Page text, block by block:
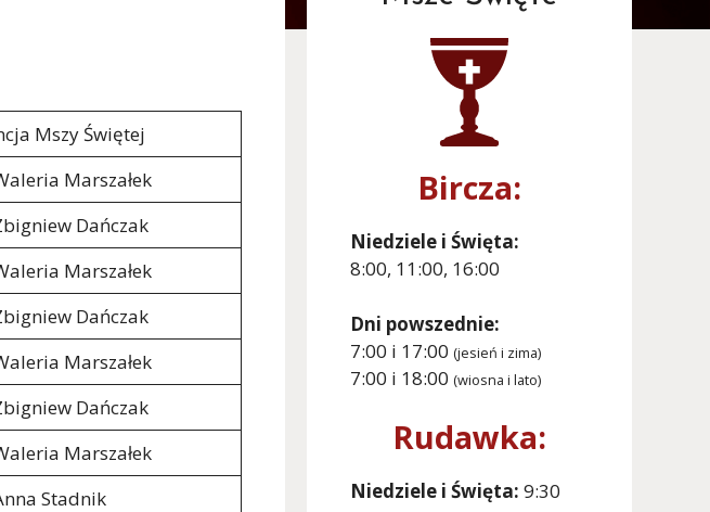
Mszy Świętej
Marszałek
Dańczak
Marszałek
Dańczak
Marszałek
Dańczak
Marszałek
Stadnik
Bircza:
Niedziele i Święta:
8:00, 11:00, 16:00
Dni powszednie:
7:00 i 17:00 (jesień i zima)
7:00 i 18:00 (wiosna i lato)
Rudawka:
Niedziele i Święta: 9:30